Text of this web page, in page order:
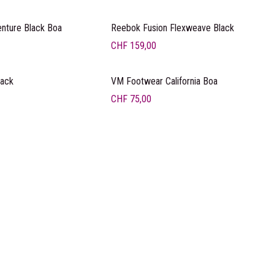
Black Boa
Reebok Fusion Flexweave Black
CHF 159,00
Prix ancré
VM Footwear California Boa
CHF 75,00